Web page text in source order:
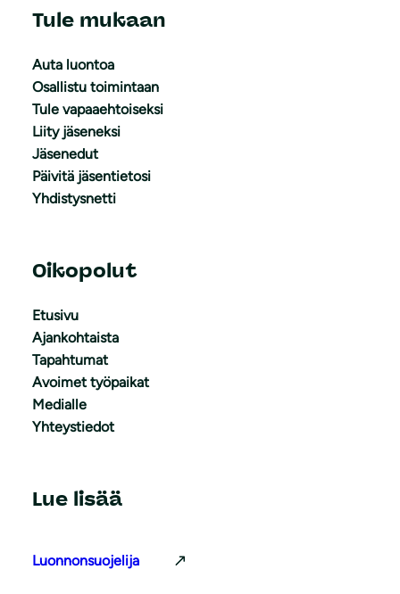
Tule mukaan
Auta luontoa
Osallistu toimintaan
Tule vapaaehtoiseksi
Liity jäseneksi
Jäsenedut
Päivitä jäsentietosi
Yhdistysnetti
Oikopolut
Etusivu
Ajankohtaista
Tapahtumat
Avoimet työpaikat
Medialle
Yhteystiedot
Lue lisää
Luonnonsuojelija